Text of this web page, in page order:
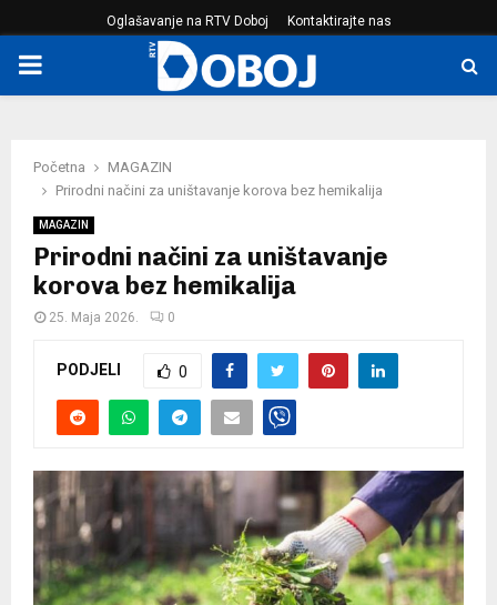
Oglašavanje na RTV Doboj Kontaktirajte nas
PRIMARY
Početna
MAGAZIN
Prirodni načini za uništavanje korova bez hemikalija
MAGAZIN
Prirodni načini za uništavanje
korova bez hemikalija
25. Maja 2026. 0
PODJELI 0